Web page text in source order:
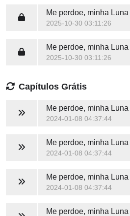
Me perdoe, minha Luna
2025-10-30 03:11:26
Me perdoe, minha Luna
2025-10-30 03:11:26
Capítulos Grátis
Me perdoe, minha Luna
2024-01-08 04:37:44
Me perdoe, minha Luna
2024-01-08 04:37:44
Me perdoe, minha Luna
2024-01-08 04:37:44
Me perdoe, minha Luna